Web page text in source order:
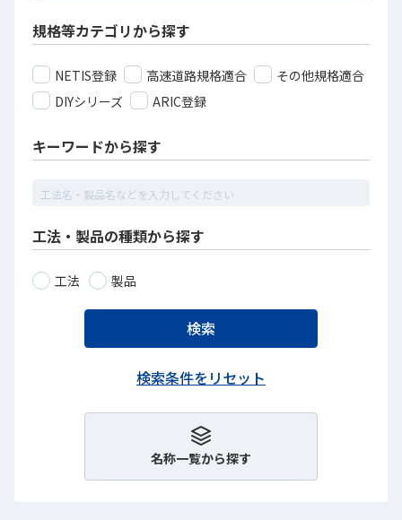
規格等カテゴリから探す
NETIS登録 高速道路規格適合
その他規格適合
DIYシリーズ
ARIC登録
キーワードから探す
工法・製品の種類から探す
工法 製品
名称一覧から探す